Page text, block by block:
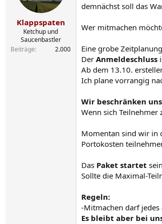
Klappspaten
Ketchup und
Saucenbastler
Beiträge
2.000
demnächst soll das
Wer mitmachen
Eine grobe
Der Anmeldeschluss
Ab dem 13.10.
Ich plane vorrangig
Wir beschränken
Wenn sich Teilnehmer
Momentan sind wir in
Portokosten
Das Paket startet
Sollte die Maximal-
Regeln:
-Mitmachen darf
Es bleibt aber bei